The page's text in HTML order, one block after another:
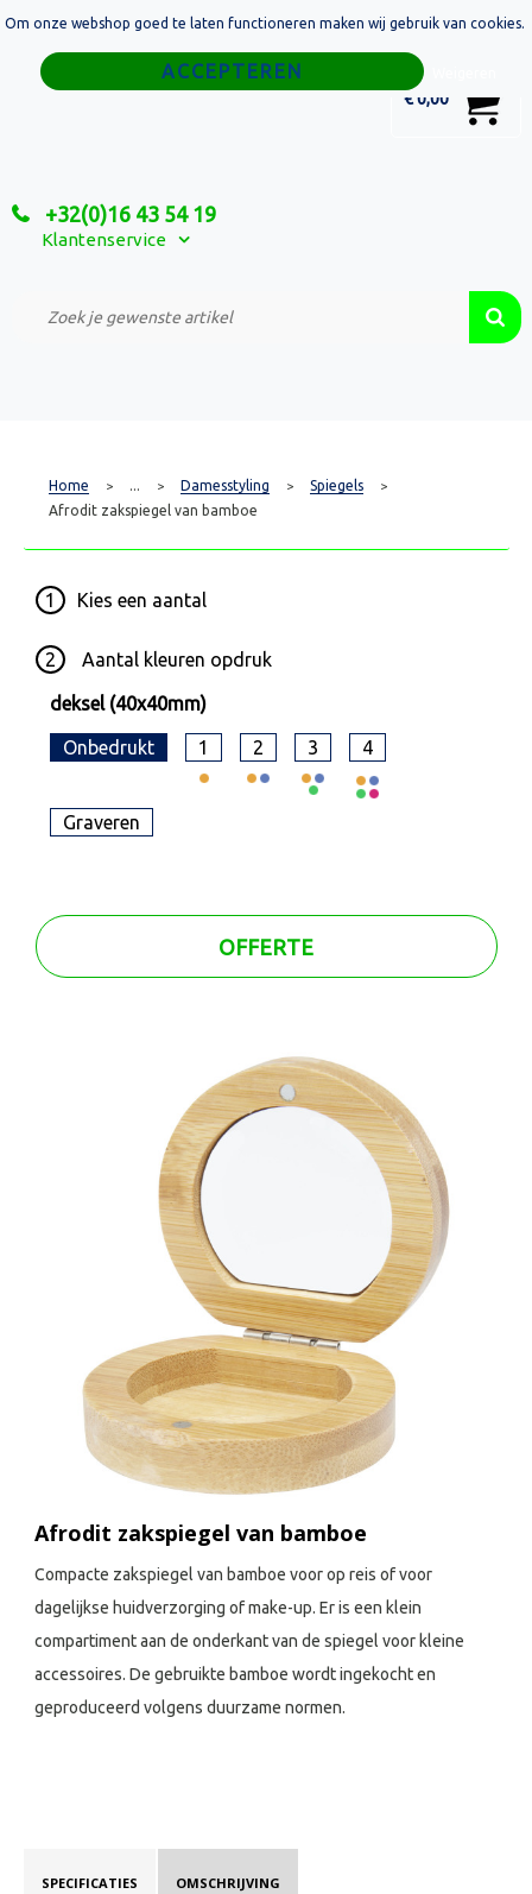
€ 0,00
+32(0)16 43 54 19
Klantenservice
Home
Relatiegeschenken
Custom Made Projecten
Home > ... > Damesstyling > Spiegels >
Afrodit zakspiegel van bamboe
1 Kies een aantal
2 Aantal kleuren opdruk
deksel (40x40mm)
Onbedrukt 1 2 3 4
Graveren
OFFERTE
Afrodit zakspiegel van bamboe
Compacte zakspiegel van bamboe voor op reis of voor
dagelijkse huidverzorging of make-up. Er is een klein
compartiment aan de onderkant van de spiegel voor kleine
accessoires. De gebruikte bamboe wordt ingekocht en
geproduceerd volgens duurzame normen.
SPECIFICATIES OMSCHRIJVING
Om onze webshop goed te laten functioneren maken wij gebruik van cookies.